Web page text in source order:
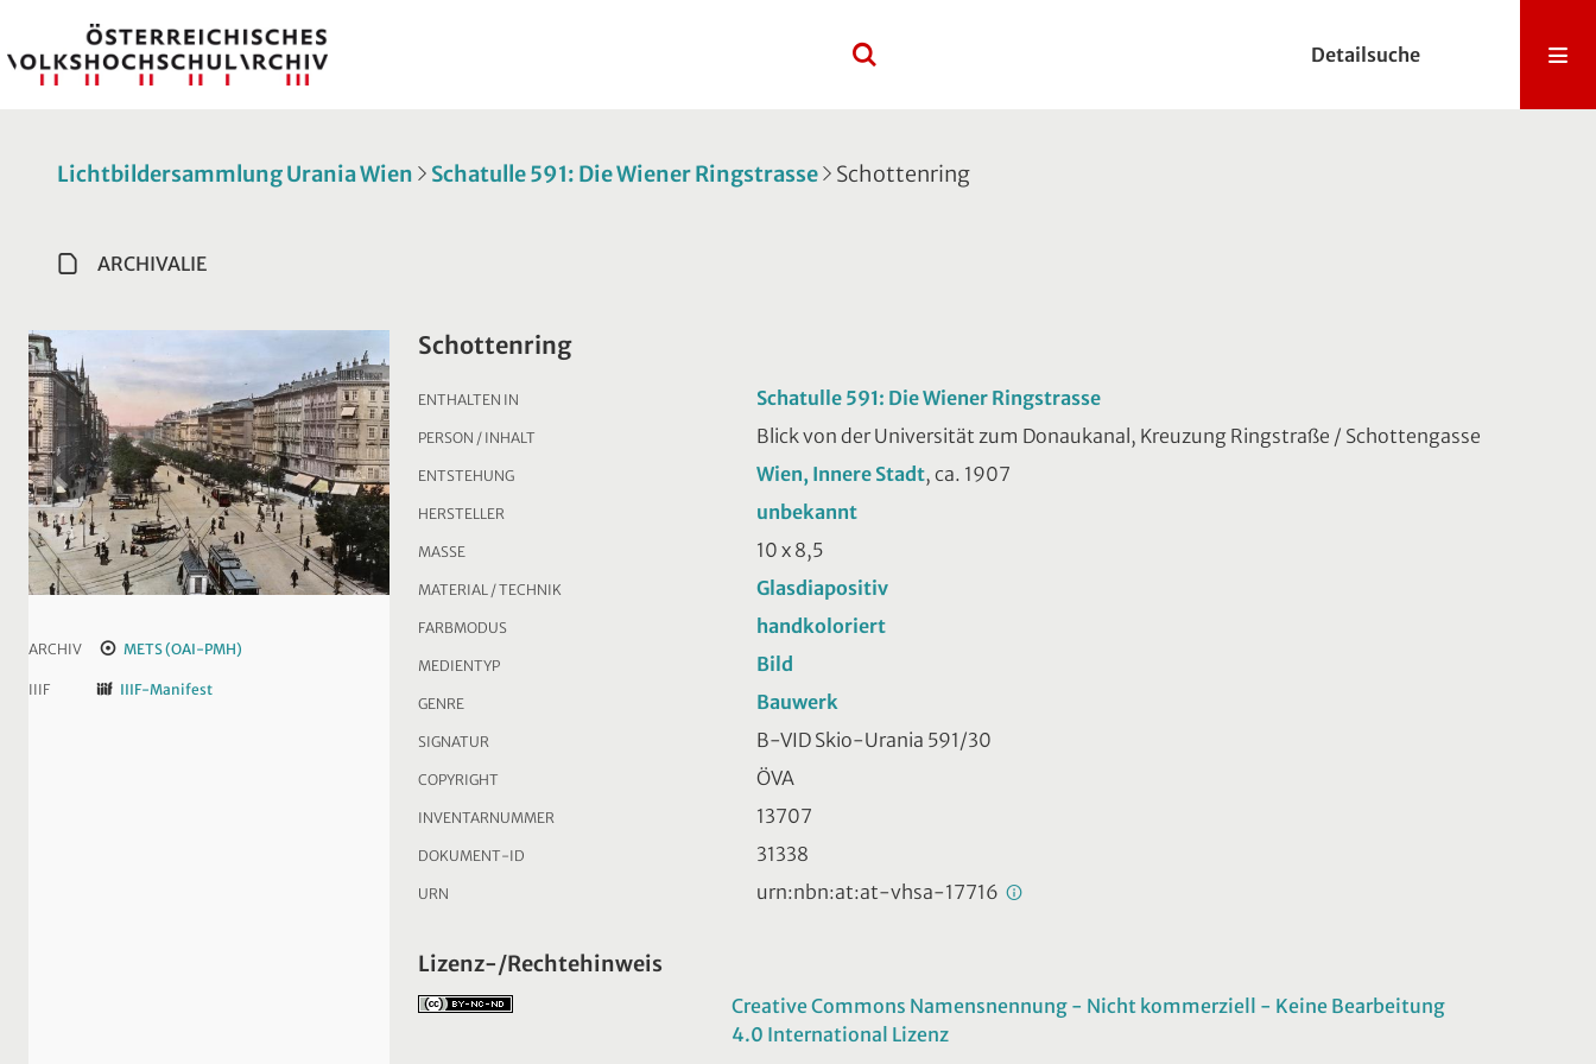
Detailsuche
Lichtbildersammlung Urania Wien Schatulle 591: Die Wiener Ringstrasse Schottenring
ARCHIVALIE
ARCHIV METS (OAI-PMH)
IIIF IIIF-Manifest
Schottenring
ENTHALTEN IN Schatulle 591: Die Wiener Ringstrasse
PERSON / INHALT Blick von der Universität zum Donaukanal, Kreuzung Ringstraße / Schottengasse
ENTSTEHUNG Wien, Innere Stadt, ca. 1907
HERSTELLER unbekannt
MASSE 10 x 8,5
MATERIAL / TECHNIK Glasdiapositiv
FARBMODUS handkoloriert
MEDIENTYP Bild
GENRE Bauwerk
SIGNATUR B-VID Skio-Urania 591/30
COPYRIGHT ÖVA
INVENTARNUMMER 13707
DOKUMENT-ID 31338
URN urn:nbn:at:at-vhsa-17716
Lizenz-/Rechtehinweis
Creative Commons Namensnennung - Nicht kommerziell - Keine Bearbeitung
4.0 International Lizenz